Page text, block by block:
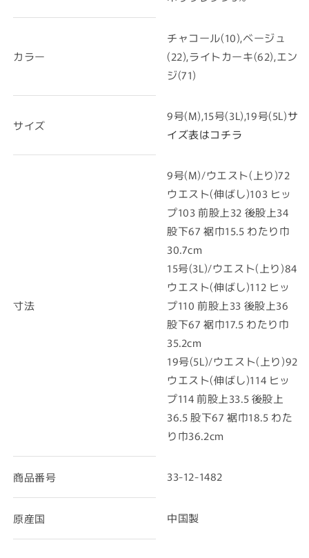
カラー
チャコール(10),ベージュ
(22),ライトカーキ(62),エン
ジ(71)
サイズ
9号(M),15号(3L),19号(5L)サ
イズ表はコチラ
寸法
9号(M)/ウエスト(上り)72
ウエスト(伸ばし)103 ヒッ
プ103 前股上32 後股上34
股下67 裾巾15.5 わたり巾
30.7cm
15号(3L)/ウエスト(上り)84
ウエスト(伸ばし)112 ヒッ
プ110 前股上33 後股上36
股下67 裾巾17.5 わたり巾
35.2cm
19号(5L)/ウエスト(上り)92
ウエスト(伸ばし)114 ヒッ
プ114 前股上33.5 後股上
36.5 股下67 裾巾18.5 わた
り巾36.2cm
商品番号 33-12-1482
原産国 中国製